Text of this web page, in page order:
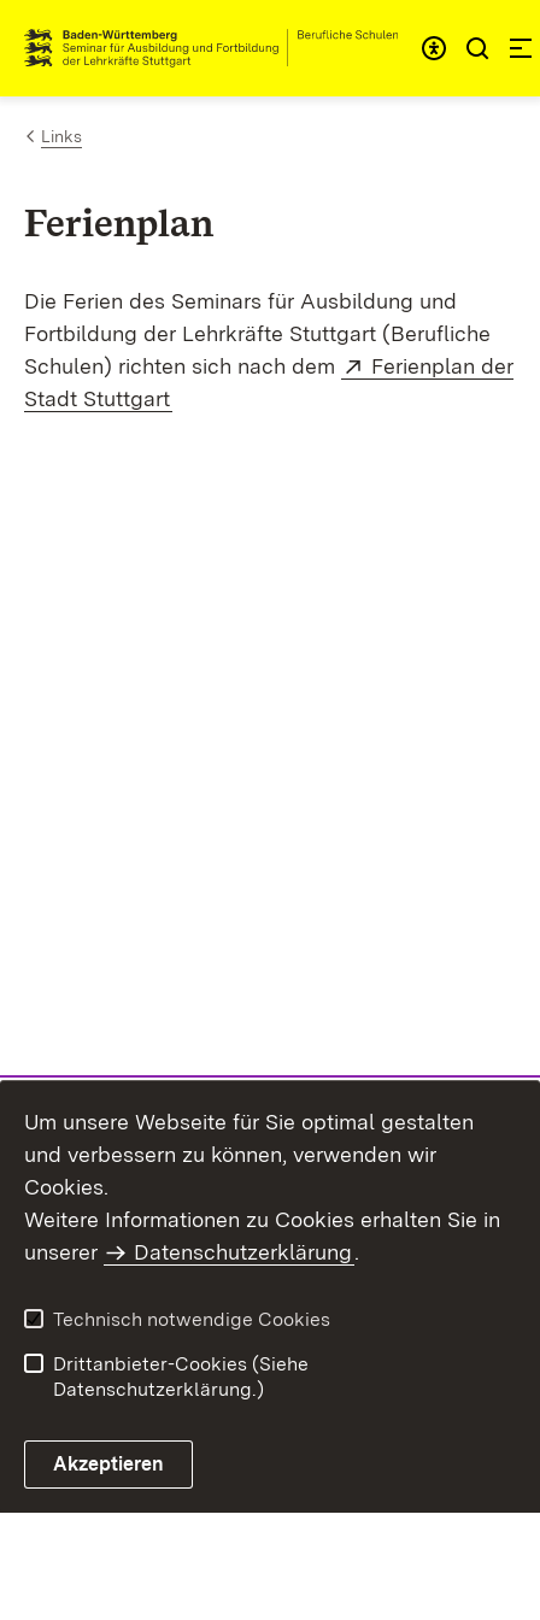
Zum Inhalt springen
Link zur Startseite
Links
Ferienplan
Die Ferien des Seminars für Ausbildung und
Fortbildung der Lehrkräfte Stuttgart (Berufliche
Schulen) richten sich nach dem
Extern:
Ferienplan der
Stadt Stuttgart
Benutzungshinweise
Erklärung zur
Um unsere Webseite für Sie optimal gestalten
und verbessern zu können, verwenden wir
Cookies.
Weitere Informationen zu Cookies erhalten Sie in
unserer
Datenschutzerklärung.
Technisch notwendige Cookies
Drittanbieter-Cookies (Siehe
Datenschutzerklärung.)
Akzeptieren